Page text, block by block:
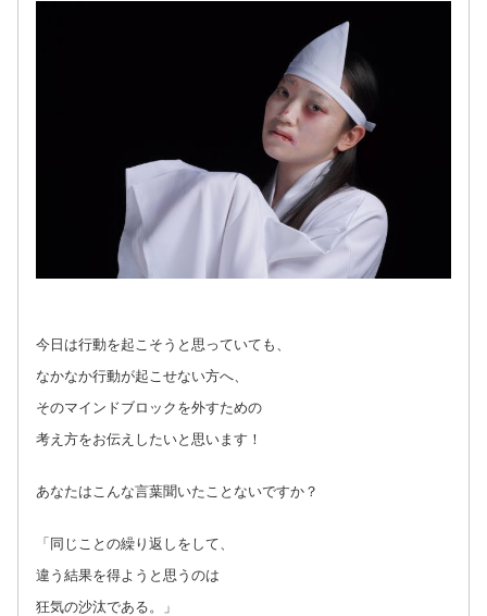
今日は行動を起こそうと思っていても、
なかなか行動が起こせない方へ、
そのマインドブロックを外すための
考え方をお伝えしたいと思います！
あなたはこんな言葉聞いたことないですか？
「同じことの繰り返しをして、
違う結果を得ようと思うのは
狂気の沙汰である。」